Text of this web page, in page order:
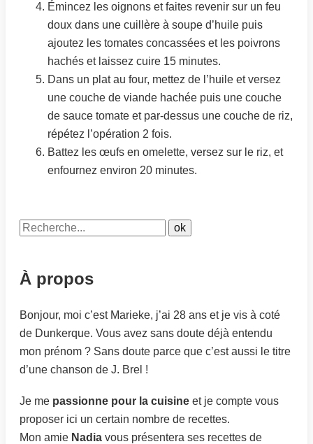
Émincez les oignons et faites revenir sur un feu
doux dans une cuillère à soupe d’huile puis
ajoutez les tomates concassées et les poivrons
hachés et laissez cuire 15 minutes.
Dans un plat au four, mettez de l’huile et versez
une couche de viande hachée puis une couche
de sauce tomate et par-dessus une couche de riz,
répétez l’opération 2 fois.
Battez les œufs en omelette, versez sur le riz, et
enfournez environ 20 minutes.
À propos
Bonjour, moi c’est Marieke, j’ai 28 ans et je vis à coté
de Dunkerque. Vous avez sans doute déjà entendu
mon prénom ? Sans doute parce que c’est aussi le titre
d’une chanson de J. Brel !
Je me passionne pour la cuisine et je compte vous
proposer ici un certain nombre de recettes.
Mon amie Nadia vous présentera ses recettes de